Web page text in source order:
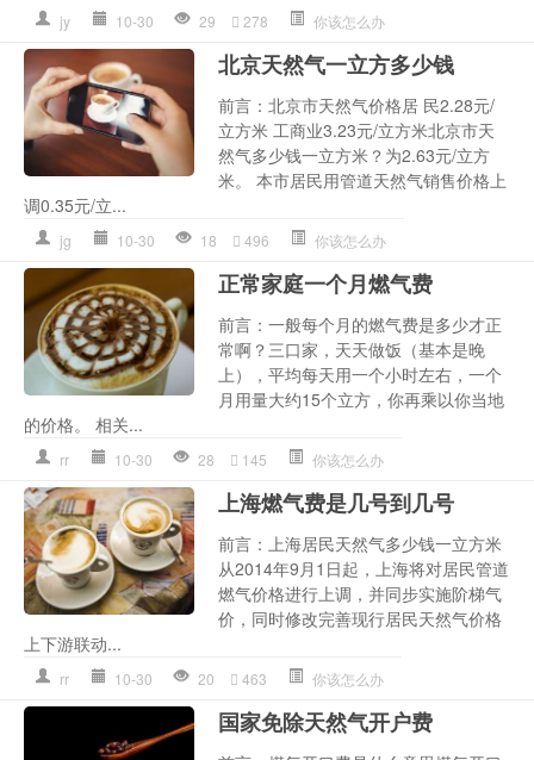
jy 10-30 29 278 你该怎么办
北京天然气一立方多少钱
前言：北京市天然气价格居 民2.28元/
立方米 工商业3.23元/立方米北京市天
然气多少钱一立方米？为2.63元/立方
米。 本市居民用管道天然气销售价格上
调0.35元/立...
jg 10-30 18 496 你该怎么办
正常家庭一个月燃气费
前言：一般每个月的燃气费是多少才正
常啊？三口家，天天做饭（基本是晚
上），平均每天用一个小时左右，一个
月用量大约15个立方，你再乘以你当地
的价格。 相关...
rr 10-30 28 145 你该怎么办
上海燃气费是几号到几号
前言：上海居民天然气多少钱一立方米
从2014年9月1日起，上海将对居民管道
燃气价格进行上调，并同步实施阶梯气
价，同时修改完善现行居民天然气价格
上下游联动...
rr 10-30 20 463 你该怎么办
国家免除天然气开户费